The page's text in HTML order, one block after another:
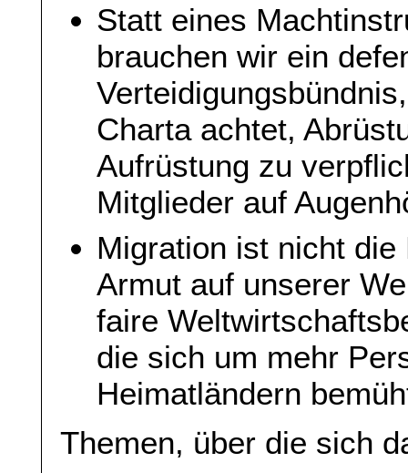
Statt eines
brauchen wir ein
Charta achtet,
Aufrüstung zu
Mitglieder auf
Migration ist nicht
Armut auf unserer
faire
die sich um mehr
Heimatländern
Themen, über die sich